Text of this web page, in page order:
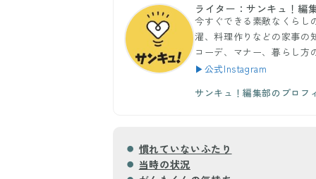
ライター：サンキュ！編
今すぐできる素敵なくらし
濯、料理作りなどの家事の
コーデ、マナー、暮らし方
▶公式Instagram
サンキュ！編集部のプロフ
慣れていないふたり
当時の状況